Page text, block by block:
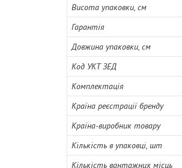
Висота упаковки, см
Гарантія
Довжина упаковки, см
Код УКТ ЗЕД
Комплектація
Країна реєстрації бренду
Країна-виробник товару
Кількість в упаковці, шт
Кількість вантажних місць